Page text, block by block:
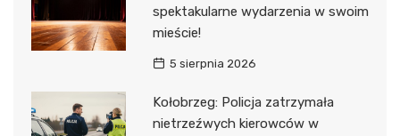
spektakularne wydarzenia w swoim
mieście!
5 sierpnia 2026
Kołobrzeg: Policja zatrzymała
nietrzeźwych kierowców w